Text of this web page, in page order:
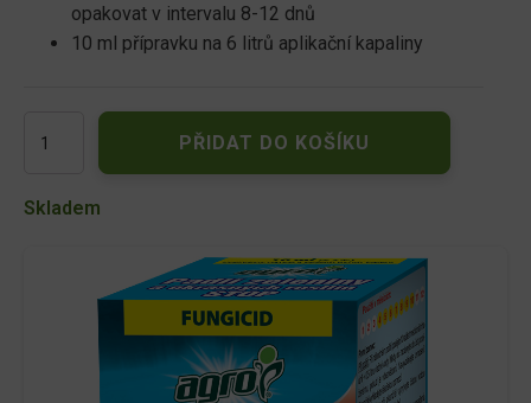
opakovat v intervalu 8-12 dnů
10 ml přípravku na 6 litrů aplikační kapaliny
Padlí
a
PŘIDAT DO KOŠÍKU
Skladem